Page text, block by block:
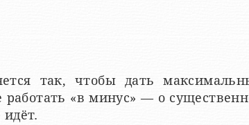
так, чтобы дать
«в минус» — о